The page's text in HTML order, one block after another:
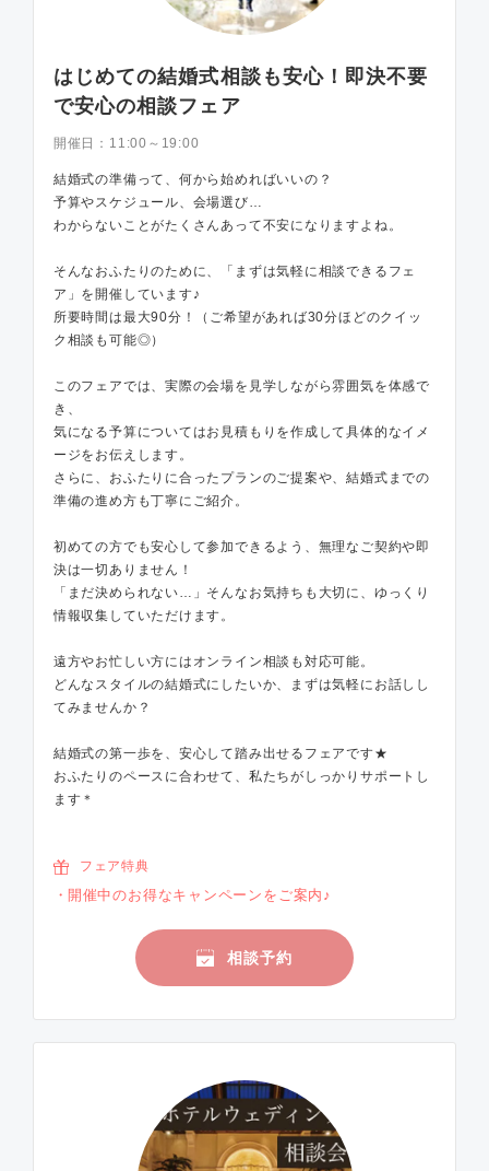
はじめての結婚式相談も安心！即決不要
で安心の相談フェア
開催日： 11:00～19:00
結婚式の準備って、何から始めればいいの？
予算やスケジュール、会場選び…
わからないことがたくさんあって不安になりますよね。
そんなおふたりのために、「まずは気軽に相談できるフェ
ア」を開催しています♪
所要時間は最大90分！（ご希望があれば30分ほどのクイッ
ク相談も可能◎）
このフェアでは、実際の会場を見学しながら雰囲気を体感で
き、
気になる予算についてはお見積もりを作成して具体的なイメ
ージをお伝えします。
さらに、おふたりに合ったプランのご提案や、結婚式までの
準備の進め方も丁寧にご紹介。
初めての方でも安心して参加できるよう、無理なご契約や即
決は一切ありません！
「まだ決められない…」そんなお気持ちも大切に、ゆっくり
情報収集していただけます。
遠方やお忙しい方にはオンライン相談も対応可能。
どんなスタイルの結婚式にしたいか、まずは気軽にお話しし
てみませんか？
結婚式の第一歩を、安心して踏み出せるフェアです★
おふたりのペースに合わせて、私たちがしっかりサポートし
ます＊
フェア特典
開催中のお得なキャンペーンをご案内♪
相談予約